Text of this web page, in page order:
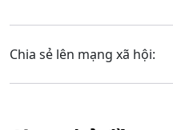
Chia sẻ lên mạng xã hội: